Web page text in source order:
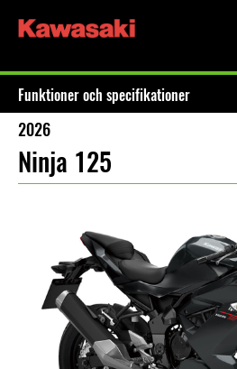
Funktioner och specifikationer
2026
Ninja 125